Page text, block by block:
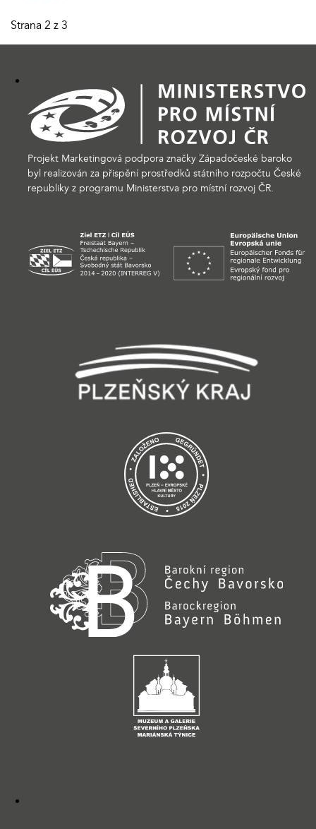
Strana 2 z 3
Projekt Marketingová podpora značky Západočeské baroko
byl realizován za přispění prostředků státního rozpočtu České
republiky z programu Ministerstva pro místní rozvoj ČR.